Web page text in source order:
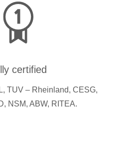
certified
TUV – Rheinland, CESG,
NSM, ABW, RITEA.